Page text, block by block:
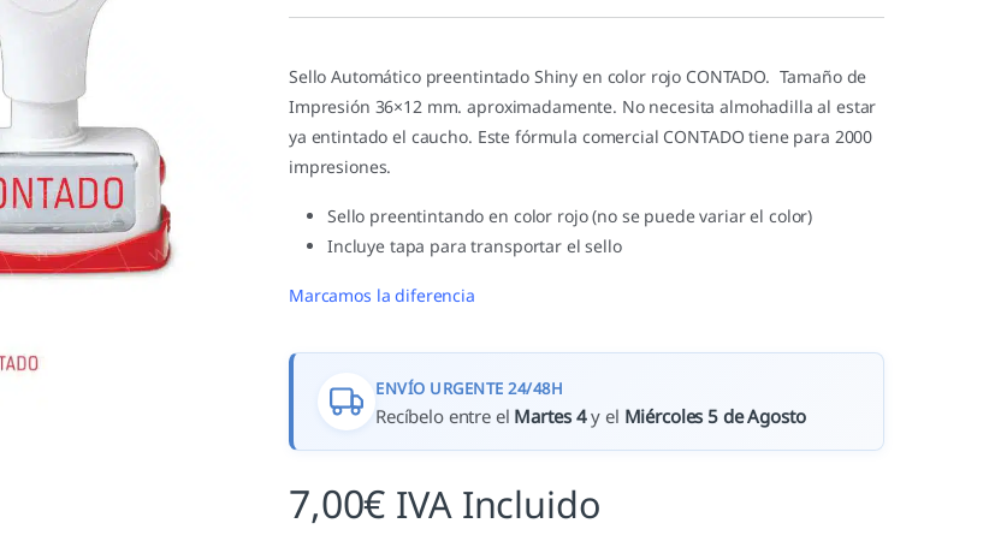
Sello Automático preentintado Shiny en color rojo CONTADO. Tamaño de
Impresión 36×12 mm. aproximadamente. No necesita almohadilla al estar
ya entintado el caucho. Este fórmula comercial CONTADO tiene para 2000
impresiones.
Sello preentintando en color rojo (no se puede variar el color)
Incluye tapa para transportar el sello
Marcamos la diferencia
ENVÍO URGENTE 24/48H
Recíbelo entre el Martes 4y el Miércoles 5 de Agosto
7,00€ IVA Incluido